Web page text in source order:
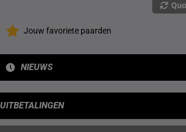
Jouw favoriete paarden
NIEUWS
UITBETALINGEN